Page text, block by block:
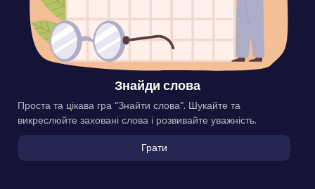
Знайди слова
Проста та цікава гра “Знайти слова”. Шукайте та
викреслюйте заховані слова і розвивайте уважність.
Грати